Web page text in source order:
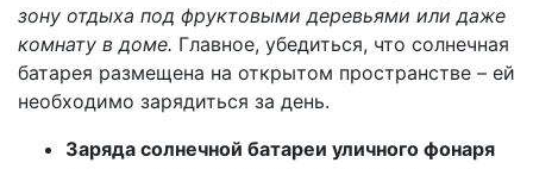
зону отдыха под фруктовыми деревьями или даже
комнату в доме. Главное, убедиться, что солнечная
батарея размещена на открытом пространстве – ей
необходимо зарядиться за день.
Заряда солнечной батареи уличного фонаря